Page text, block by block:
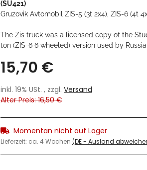
(SU421)
Gruzovik Avtomobil ZIS-5 (3t 2x4), ZIS-6 (4t
The Zis truck was a licensed copy of the
ton (ZIS-6 6 wheeled) version used by
15,70 €
inkl. 19% USt. , zzgl. Versand
Alter Preis: 16,50 €
Momentan nicht auf Lager
Lieferzeit: ca. 4 Wochen (DE - Ausland